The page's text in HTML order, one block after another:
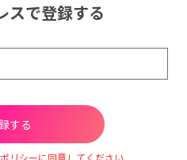
スで登録する